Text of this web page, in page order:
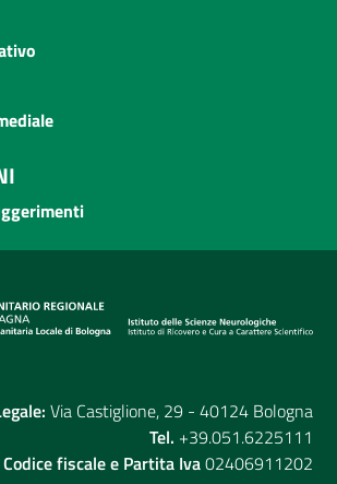
Via Castiglione, 29 - 40124 Bologna
Tel. +39.051.6225111
Codice fiscale e Partita Iva02406911202